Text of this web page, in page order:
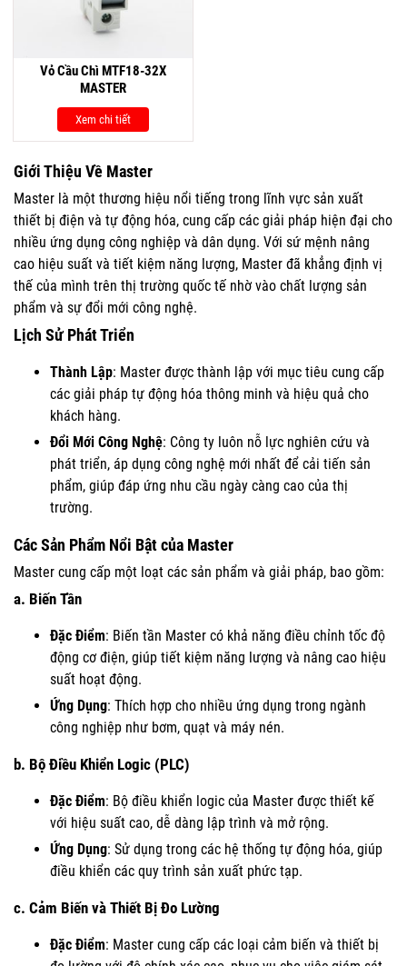
Vỏ Cầu Chì MTF18-32X
MASTER
Xem chi tiết
Giới Thiệu Về Master
Master là một thương hiệu nổi tiếng trong lĩnh vực sản xuất
thiết bị điện và tự động hóa, cung cấp các giải pháp hiện đại cho
nhiều ứng dụng công nghiệp và dân dụng. Với sứ mệnh nâng
cao hiệu suất và tiết kiệm năng lượng, Master đã khẳng định vị
thế của mình trên thị trường quốc tế nhờ vào chất lượng sản
phẩm và sự đổi mới công nghệ.
Lịch Sử Phát Triển
Thành Lập: Master được thành lập với mục tiêu cung cấp
các giải pháp tự động hóa thông minh và hiệu quả cho
khách hàng.
Đổi Mới Công Nghệ: Công ty luôn nỗ lực nghiên cứu và
phát triển, áp dụng công nghệ mới nhất để cải tiến sản
phẩm, giúp đáp ứng nhu cầu ngày càng cao của thị
trường.
Các Sản Phẩm Nổi Bật của Master
Master cung cấp một loạt các sản phẩm và giải pháp, bao gồm:
a. Biến Tần
Đặc Điểm: Biến tần Master có khả năng điều chỉnh tốc độ
động cơ điện, giúp tiết kiệm năng lượng và nâng cao hiệu
suất hoạt động.
Ứng Dụng: Thích hợp cho nhiều ứng dụng trong ngành
công nghiệp như bơm, quạt và máy nén.
b. Bộ Điều Khiển Logic (PLC)
Đặc Điểm: Bộ điều khiển logic của Master được thiết kế
với hiệu suất cao, dễ dàng lập trình và mở rộng.
Ứng Dụng: Sử dụng trong các hệ thống tự động hóa, giúp
điều khiển các quy trình sản xuất phức tạp.
c. Cảm Biến và Thiết Bị Đo Lường
Đặc Điểm: Master cung cấp các loại cảm biến và thiết bị